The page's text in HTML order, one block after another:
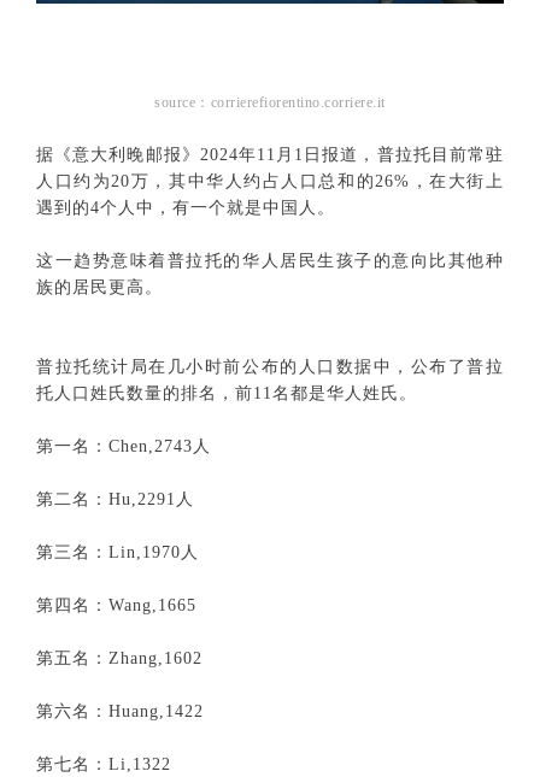
source：corrierefiorentino.corriere.it
据《意大利晚邮报》2024年11月1日报道，普拉托目前常驻
人口约为20万，其中华人约占人口总和的26%，在大街上
遇到的4个人中，有一个就是中国人。
这一趋势意味着普拉托的华人居民生孩子的意向比其他种
族的居民更高。
普拉托统计局在几小时前公布的人口数据中，公布了普拉
托人口姓氏数量的排名，前11名都是华人姓氏。
第一名：Chen,2743人
第二名：Hu,2291人
第三名：Lin,1970人
第四名：Wang,1665
第五名：Zhang,1602
第六名：Huang,1422
第七名：Li,1322